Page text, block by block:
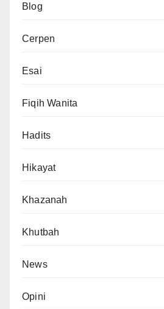
Blog
Cerpen
Esai
Fiqih Wanita
Hadits
Hikayat
Khazanah
Khutbah
News
Opini